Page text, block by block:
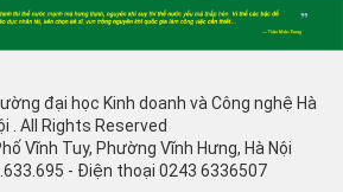
đại học Kinh doanh và Công nghệ Hà
. All Rights Reserved
Vĩnh Tuy, Phường Vĩnh Hưng, Hà Nội
- Điện thoại 0243 6336507